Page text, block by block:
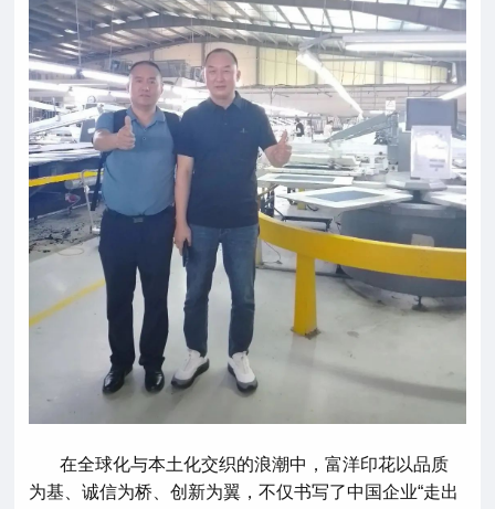
在全球化与本土化交织的浪潮中，富洋印花以品质
为基、诚信为桥、创新为翼，不仅书写了中国企业“走出